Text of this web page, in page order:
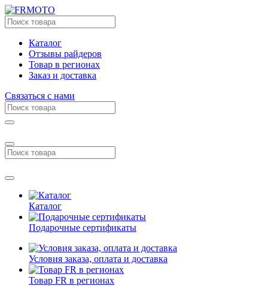
Каталог
Отзывы райдеров
Товар в регионах
Заказ и доставка
Связаться с нами
Каталог
Подарочные сертификаты
Условия заказа, оплата и доставка
Товар FR в регионах